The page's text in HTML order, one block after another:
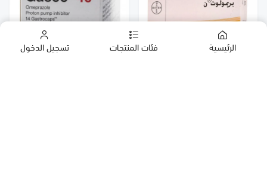
الرئيسية فئات المنتجات تسجيل الدخول